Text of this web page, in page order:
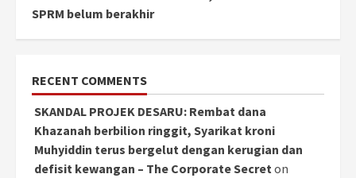
SPRM belum berakhir
RECENT COMMENTS
SKANDAL PROJEK DESARU: Rembat dana
Khazanah berbilion ringgit, Syarikat kroni
Muhyiddin terus bergelut dengan kerugian dan
defisit kewangan – The Corporate Secret on